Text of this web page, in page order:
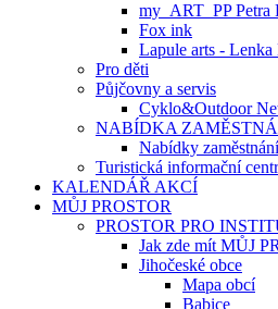
my_ART_PP Petra
Fox ink
Lapule arts - Lenka
Pro děti
Půjčovny a servis
Cyklo&Outdoor
NABÍDKA
Nabídky
Turistická informační
KALENDÁŘ AKCÍ
MŮJ PROSTOR
PROSTOR PRO
Jak zde mít MŮJ
Jihočeské obce
Mapa obcí
Babice